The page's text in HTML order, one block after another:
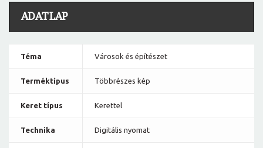
ADATLAP
Téma Városok és építészet
Terméktípus Többrészes kép
Keret típus Kerettel
Technika Digitális nyomat